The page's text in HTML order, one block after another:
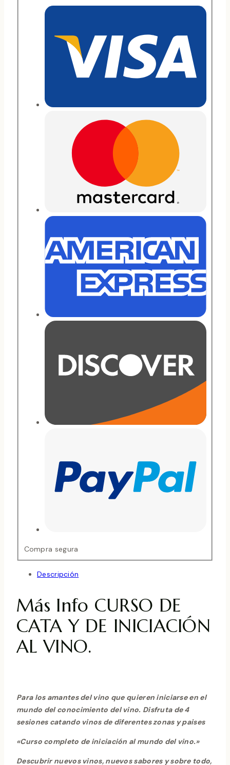
Compra segura
Descripción
Más Info CURSO DE
CATA Y DE INICIACIÓN
AL VINO.
Para los amantes del vino que quieren iniciarse en el
mundo del conocimiento del vino. Disfruta de 4
sesiones catando vinos de diferentes zonas y paises
«Curso completo de iniciación al mundo del vino.»
Descubrir nuevos vinos, nuevos sabores y sobre todo,